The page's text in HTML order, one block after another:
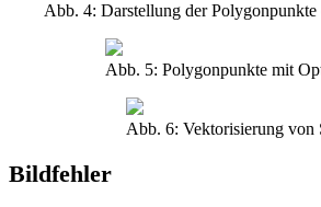
Abb. 4: Darstellung der
Abb. 5: Polygonpunkte mit
Abb. 6: Vektorisierung von
Bildfehler